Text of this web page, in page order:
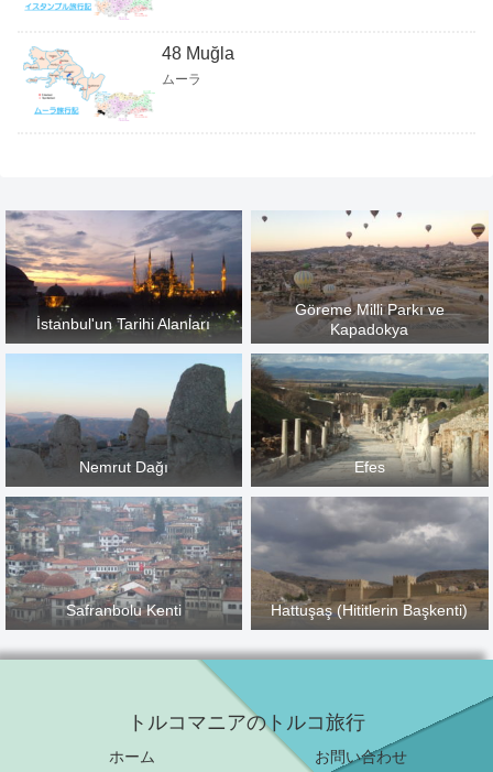
48 Muğla
ムーラ
İstanbul'un Tarihi Alanları
Göreme Milli Parkı ve
Kapadokya
Nemrut Dağı Efes
Safranbolu Kenti Hattuşaş (Hititlerin Başkenti)
トルコマニアのトルコ旅行
ホーム お問い合わせ